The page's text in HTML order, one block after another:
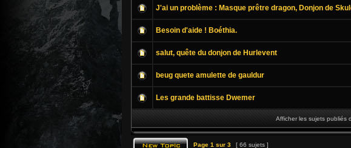
J'ai un problème : Masque prêtre dragon, Donjon de
Besoin d'aide ! Boéthia.
salut, quête du donjon de Hurlevent
beug quete amulette de gauldur
Les grande battisse Dwemer
Afficher les sujets publiés
Page 1 sur 3 [ 66 sujets ]